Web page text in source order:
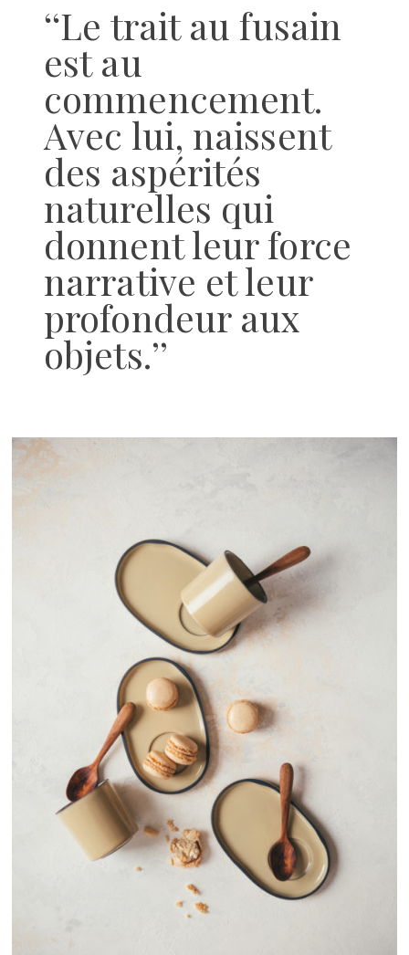
‘‘Le trait au fusain
est au
commencement.
Avec lui, naissent
des aspérités
naturelles qui
donnent leur force
narrative et leur
profondeur aux
objets.’’